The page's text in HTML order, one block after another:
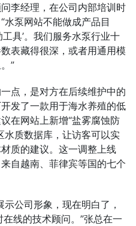
李经理，在公司内部培训时
水泵网站不能做成产品目
具’。我们服务水泵行业十
表藏得很深，或者用通用模
”
点，是对方在后续维护中的
发了一款用于海水养殖的低
在网站上新增“盐雾腐蚀防
水质数据库，让访客可以实
质的建议。这一调整上线
自越南、菲律宾等国的七个
公司形象，现在明白了，
线的技术顾问。”张总在一